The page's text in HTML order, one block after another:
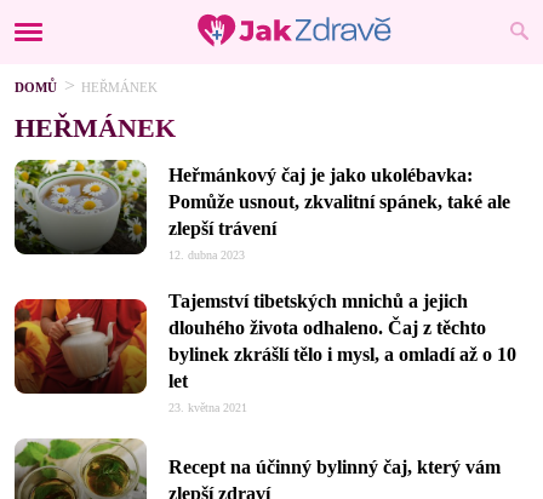
DOMŮ HEŘMÁNEK
HEŘMÁNEK
Heřmánkový čaj je jako ukolébavka:
Pomůže usnout, zkvalitní spánek, také ale
zlepší trávení
12. dubna 2023
Tajemství tibetských mnichů a jejich
dlouhého života odhaleno. Čaj z těchto
bylinek zkrášlí tělo i mysl, a omladí až o 10
let
23. května 2021
Recept na účinný bylinný čaj, který vám
zlepší zdraví